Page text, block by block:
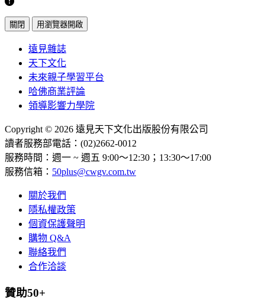
關閉 用瀏覽器開啟
遠見雜誌
天下文化
未來親子學習平台
哈佛商業評論
領導影響力學院
Copyright © 2026 遠見天下文化出版股份有限公司
讀者服務部電話：(02)2662-0012
服務時間：週一 ~ 週五 9:00～12:30；13:30～17:00
服務信箱： 50plus@cwgv.com.tw
關於我們
隱私權政策
個資保護聲明
購物 Q&A
聯絡我們
合作洽談
贊助50+